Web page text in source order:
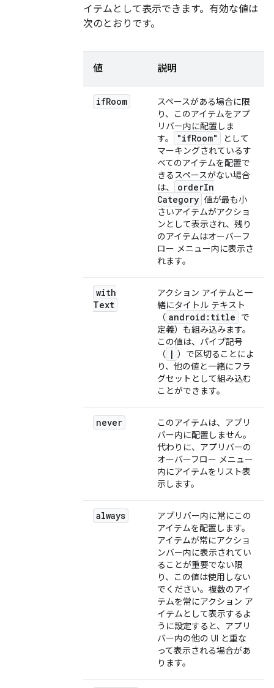
イテムとして表示できます。有効な値は
次のとおりです。
値 説明
ifRoom
スペースがある場合に限
り、このアイテムをアプ
リバー内に配置しま
す。
"ifRoom"
として
マーキングされているす
べてのアイテムを配置で
きるスペースがない場合
は、
orderIn
Category 値が最も小
さいアイテムがアクショ
ンとして表示され、残り
のアイテムはオーバーフ
ロー メニュー内に表示さ
れます。
with
Text
アクション アイテムと一
緒にタイトル テキスト
（ android:title
で
定義）も組み込みます。
この値は、パイプ記号
（ | ）で区切ることによ
り、他の値と一緒にフラ
グセットとして組み込む
ことができます。
never
このアイテムは、アプリ
バー内に配置しません。
代わりに、アプリバーの
オーバーフロー メニュー
内にアイテムをリスト表
示します。
always
アプリバー内に常にこの
アイテムを配置します。
アイテムが常にアクショ
ンバー内に表示されてい
ることが重要でない限
り、この値は使用しない
でください。複数のアイ
テムを常にアクション ア
イテムとして表示するよ
うに設定すると、アプリ
バー内の他の UI と重な
って表示される場合があ
ります。